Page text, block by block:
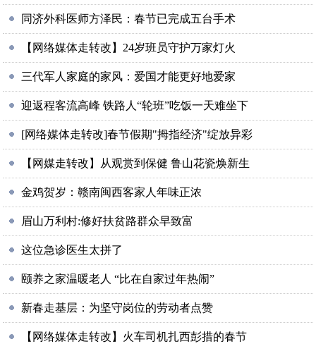
同济外科医师方泽民：春节已完成五台手术
【网络媒体走转改】24岁班员守护万家灯火
三代军人家庭的家风：爱国才能更好地爱家
迎返程客流高峰 铁路人“轮班”吃饭一天难坐下
[网络媒体走转改]春节假期"拇指经济"绽放异彩
【网媒走转改】从观赏到保健 鲁山花瓷焕新生
金鸡贺岁：赣南闽西客家人年味正浓
眉山万利村:修好扶贫路群众早致富
这位急诊医生太拼了
颐养之家温暖老人 “比在自家过年热闹”
新春走基层：为坚守岗位的劳动者点赞
【网络媒体走转改】火车司机扎西彭措的春节